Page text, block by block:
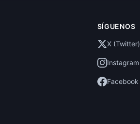
SÍGUENOS
X (Twitter)
Instagram
Facebook